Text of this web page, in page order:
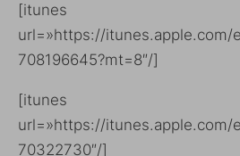
[itunes
url=»https://itunes.apple.com/
708196645?mt=8″/]
[itunes
url=»https://itunes.apple.com/
70322730″/]